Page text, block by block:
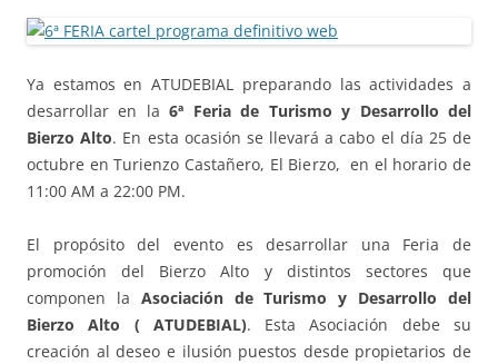
Ya estamos en ATUDEBIAL preparando las actividades a
desarrollar en la6ª Feria de Turismo y Desarrollo del
Bierzo Alto. En esta ocasión se llevará a cabo el día 25 de
octubre en Turienzo Castañero, El Bierzo, en el horario de
11:00 AM a 22:00 PM.
El propósito del evento es desarrollar una Feria de
promoción del Bierzo Alto y distintos sectores que
componen la Asociación de Turismo y Desarrollo del
Bierzo Alto ( ATUDEBIAL). Esta Asociación debe su
creación al deseo e ilusión puestos desde propietarios de